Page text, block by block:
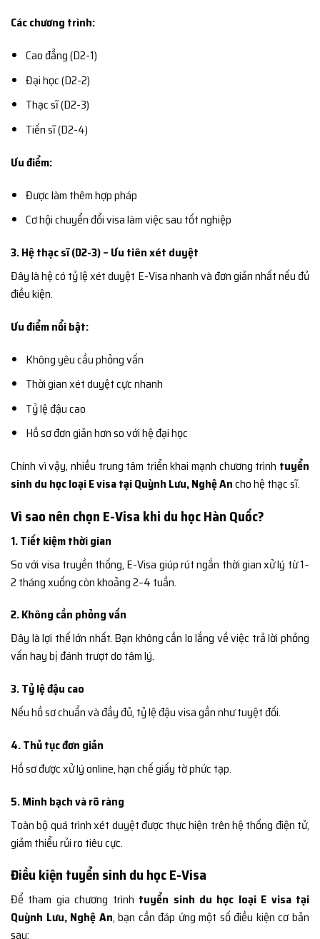
Các chương trình:
Cao đẳng (D2-1)
Đại học (D2-2)
Thạc sĩ (D2-3)
Tiến sĩ (D2-4)
Ưu điểm:
Được làm thêm hợp pháp
Cơ hội chuyển đổi visa làm việc sau tốt nghiệp
3. Hệ thạc sĩ (D2-3) – Ưu tiên xét duyệt
Đây là hệ có tỷ lệ xét duyệt E-Visa nhanh và đơn giản nhất nếu đủ
điều kiện.
Ưu điểm nổi bật:
Không yêu cầu phỏng vấn
Thời gian xét duyệt cực nhanh
Tỷ lệ đậu cao
Hồ sơ đơn giản hơn so với hệ đại học
Chính vì vậy, nhiều trung tâm triển khai mạnh chương trình tuyển
sinh du học loại E visa tại Quỳnh Lưu, Nghệ Ancho hệ thạc sĩ.
Vì sao nên chọn E-Visa khi du học Hàn Quốc?
1. Tiết kiệm thời gian
So với visa truyền thống, E-Visa giúp rút ngắn thời gian xử lý từ 1–
2 tháng xuống còn khoảng 2–4 tuần.
2. Không cần phỏng vấn
Đây là lợi thế lớn nhất. Bạn không cần lo lắng về việc trả lời phỏng
vấn hay bị đánh trượt do tâm lý.
3. Tỷ lệ đậu cao
Nếu hồ sơ chuẩn và đầy đủ, tỷ lệ đậu visa gần như tuyệt đối.
4. Thủ tục đơn giản
Hồ sơ được xử lý online, hạn chế giấy tờ phức tạp.
5. Minh bạch và rõ ràng
Toàn bộ quá trình xét duyệt được thực hiện trên hệ thống điện tử,
giảm thiểu rủi ro tiêu cực.
Điều kiện tuyển sinh du học E-Visa
Để tham gia chương trình tuyển sinh du học loại E visa tại
Quỳnh Lưu, Nghệ An, bạn cần đáp ứng một số điều kiện cơ bản
sau: